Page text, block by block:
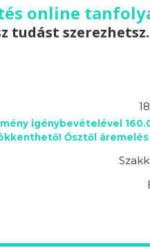
online
tudást szerezhetsz.
igénybevételével
Ősztől